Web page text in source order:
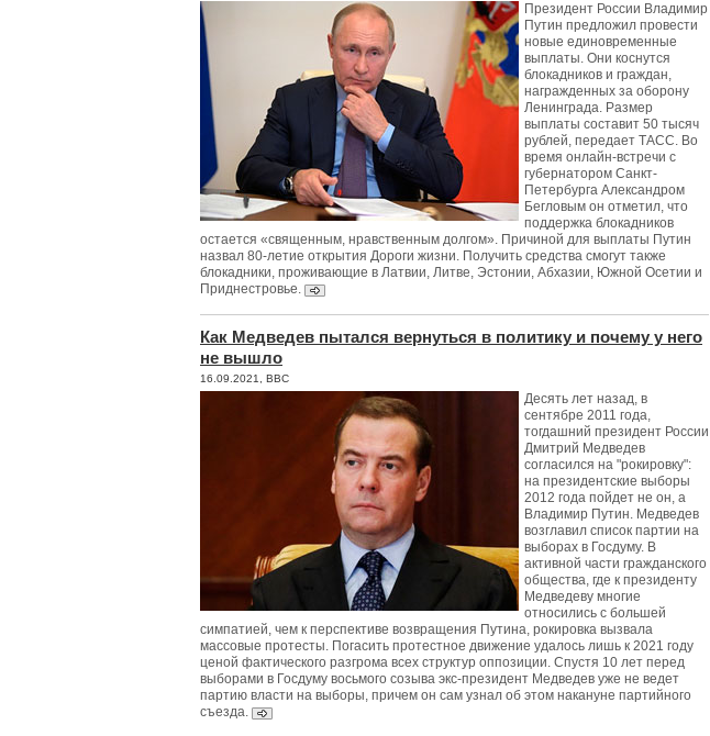
Президент России Владимир
Путин предложил провести
новые единовременные
выплаты. Они коснутся
блокадников и граждан,
награжденных за оборону
Ленинграда. Размер
выплаты составит 50 тысяч
рублей, передает ТАСС. Во
время онлайн-встречи с
губернатором Санкт-
Петербурга Александром
Бегловым он отметил, что
поддержка блокадников
остается «священным, нравственным долгом». Причиной для выплаты Путин
назвал 80-летие открытия Дороги жизни. Получить средства смогут также
блокадники, проживающие в Латвии, Литве, Эстонии, Абхазии, Южной Осетии и
Приднестровье.
Как Медведев пытался вернуться в политику и почему у него
не вышло
16.09.2021, BBC
Десять лет назад, в
сентябре 2011 года,
тогдашний президент России
Дмитрий Медведев
согласился на "рокировку":
на президентские выборы
2012 года пойдет не он, а
Владимир Путин. Медведев
возглавил список партии на
выборах в Госдуму. В
активной части гражданского
общества, где к президенту
Медведеву многие
относились с большей
симпатией, чем к перспективе возвращения Путина, рокировка вызвала
массовые протесты. Погасить протестное движение удалось лишь к 2021 году
ценой фактического разгрома всех структур оппозиции. Спустя 10 лет перед
выборами в Госдуму восьмого созыва экс-президент Медведев уже не ведет
партию власти на выборы, причем он сам узнал об этом накануне партийного
съезда.